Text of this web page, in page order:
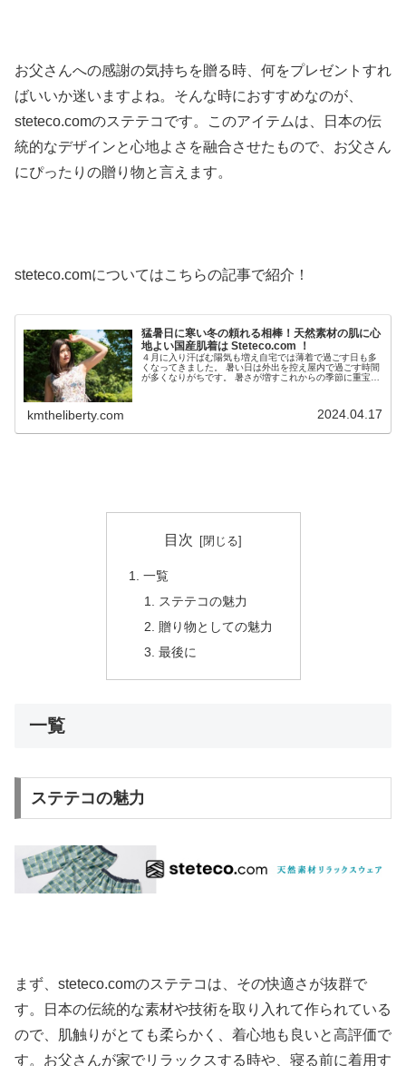
お父さんへの感謝の気持ちを贈る時、何をプレゼントすれ
ばいいか迷いますよね。そんな時におすすめなのが、
steteco.comのステテコです。このアイテムは、日本の伝
統的なデザインと心地よさを融合させたもので、お父さん
にぴったりの贈り物と言えます。
steteco.comについてはこちらの記事で紹介！
猛暑日に寒い冬の頼れる相棒！天然素材の肌に心
地よい国産肌着は Steteco.com ！
４月に入り汗ばむ陽気も増え自宅では薄着で過ごす日も多
くなってきました。 暑い日は外出を控え屋内で過ごす時間
が多くなりがちです。 暑さが増すこれからの季節に重宝す
kmtheliberty.com 2024.04.17
目次
一覧
ステテコの魅力
贈り物としての魅力
最後に
一覧
ステテコの魅力
まず、steteco.comのステテコは、その快適さが抜群で
す。日本の伝統的な素材や技術を取り入れて作られている
ので、肌触りがとても柔らかく、着心地も良いと高評価で
す。お父さんが家でリラックスする時や、寝る前に着用す